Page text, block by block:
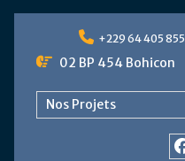
content
+229 64 405 855
02 BP 454 Bohicon
Nos Projets